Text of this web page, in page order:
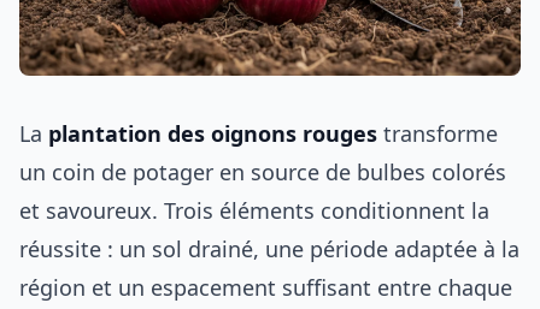
La plantation des oignons rouges transforme
un coin de potager en source de bulbes colorés
et savoureux. Trois éléments conditionnent la
réussite : un sol drainé, une période adaptée à la
région et un espacement suffisant entre chaque